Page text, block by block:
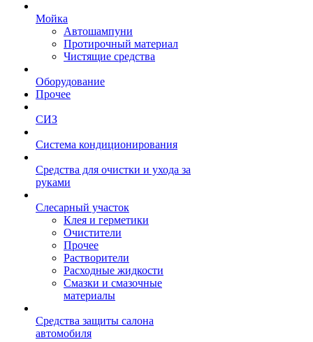
Мойка
Автошампуни
Протирочный материал
Чистящие средства
Оборудование
Прочее
СИЗ
Система кондиционирования
Средства для очистки и ухода за
руками
Слесарный участок
Клея и герметики
Очистители
Прочее
Растворители
Расходные жидкости
Смазки и смазочные
материалы
Средства защиты салона
автомобиля